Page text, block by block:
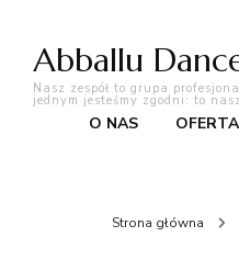
Abballu
Nasz zespół to grupa
jednym jesteśmy zgodni: to
O NAS OFERTA
Strona główna